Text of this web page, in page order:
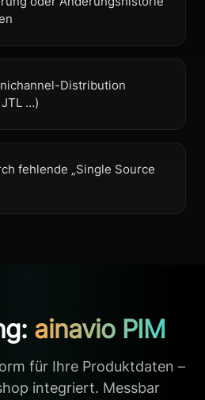
Distribution
JTL …)
fehlende „Single Source
ainavio PIM
für Ihre Produktdaten –
integriert. Messbar